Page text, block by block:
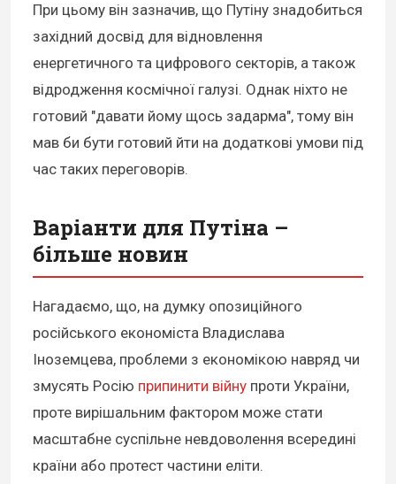
При цьому він зазначив, що Путіну знадобиться
західний досвід для відновлення
енергетичного та цифрового секторів, а також
відродження космічної галузі. Однак ніхто не
готовий "давати йому щось задарма", тому він
мав би бути готовий йти на додаткові умови під
час таких переговорів.
Варіанти для Путіна –
більше новин
Нагадаємо, що, на думку опозиційного
російського економіста Владислава
Іноземцева, проблеми з економікою навряд чи
змусять Росію припинити війну проти України,
проте вирішальним фактором може стати
масштабне суспільне невдоволення всередині
країни або протест частини еліти.